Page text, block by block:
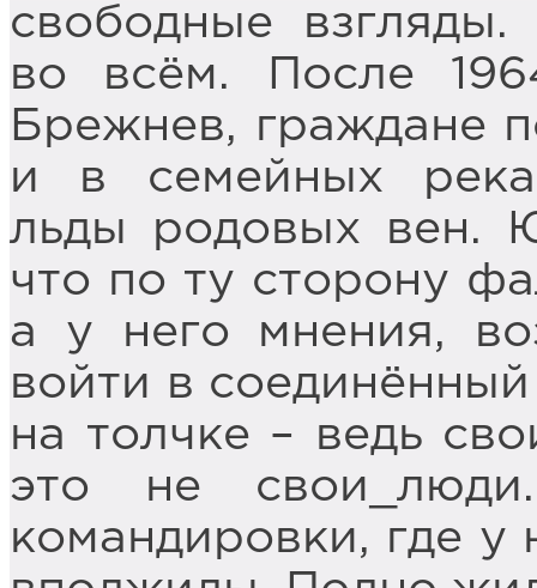
свободные взгляды.
во всём. После
Брежнев, граждане
и в семейных
льды родовых вен.
что по ту сторону
а у него мнения,
войти в
на толчке – ведь
это не
командировки, где